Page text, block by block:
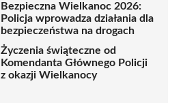
Bezpieczna Wielkanoc 2026:
Policja wprowadza działania dla
bezpieczeństwa na drogach
Życzenia świąteczne od
Komendanta Głównego Policji
z okazji Wielkanocy